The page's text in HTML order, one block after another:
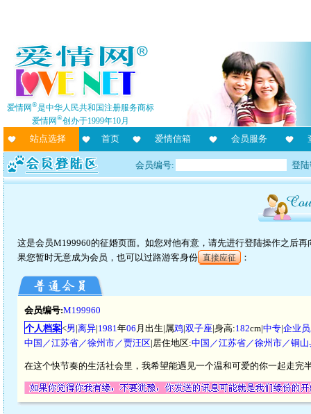
爱情网®是中华人民共和国注册服务商标
爱情网®创办于1999年10月
站点选择 首页 爱情信箱 会员服务
会员编号: 登
这是会员M199960的征婚页面。如您对他有意，请先进行登陆操作之后
果您暂时无意成为会员，也可以过路游客身份 直接应征 ：
会员编号:M199960
个人档案<男|离异|1981年06 月出生|属鸡|双子座|身高:182cm|中专|企业
中国／江苏省／徐州市／贾汪区|居住地区:中国／江苏省／徐州市／铜山
在这个快节奏的生活社会里，我希望能遇见一个温和可爱的你一起走完